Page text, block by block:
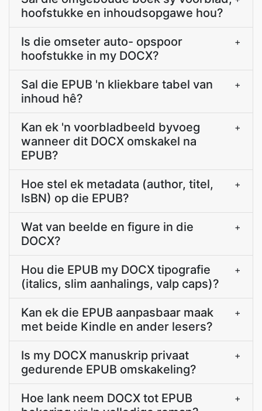
hoofstukke en inhoudsopgawe hou?
Is die omseter auto- opspoor
hoofstukke in my DOCX?
+
Sal die EPUB 'n kliekbare tabel van
inhoud hê?
+
Kan ek 'n voorbladbeeld byvoeg
wanneer dit DOCX omskakel na
EPUB?
+
Hoe stel ek metadata (author, titel,
IsBN) op die EPUB?
+
Wat van beelde en figure in die
DOCX?
+
Hou die EPUB my DOCX tipografie
(italics, slim aanhalings, valp caps)?
+
Kan ek die EPUB aanpasbaar maak
met beide Kindle en ander lesers?
+
Is my DOCX manuskrip privaat
gedurende EPUB omskakeling?
+
Hoe lank neem DOCX tot EPUB
+